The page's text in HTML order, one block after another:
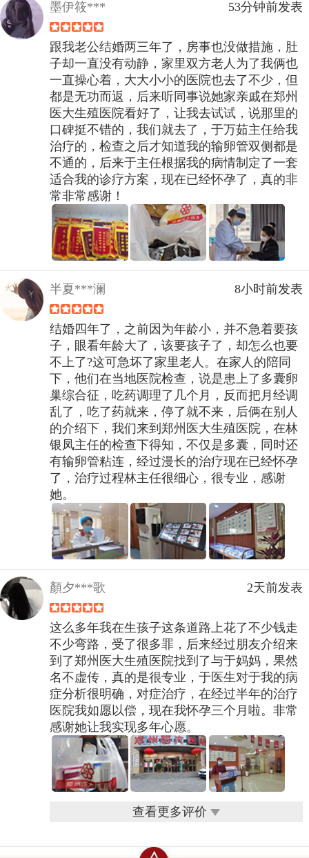
墨伊筱*** 53分钟前发表
跟我老公结婚两三年了，房事也没做措施，肚
子却一直没有动静，家里双方老人为了我俩也
一直操心着，大大小小的医院也去了不少，但
都是无功而返，后来听同事说她家亲戚在郑州
医大生殖医院看好了，让我去试试，说那里的
口碑挺不错的，我们就去了，于万茹主任给我
治疗的，检查之后才知道我的输卵管双侧都是
不通的，后来于主任根据我的病情制定了一套
适合我的诊疗方案，现在已经怀孕了，真的非
常非常感谢！
半夏***澜 8小时前发表
结婚四年了，之前因为年龄小，并不急着要孩
子，眼看年龄大了，该要孩子了，却怎么也要
不上了?这可急坏了家里老人。在家人的陪同
下，他们在当地医院检查，说是患上了多囊卵
巢综合征，吃药调理了几个月，反而把月经调
乱了，吃了药就来，停了就不来，后俩在别人
的介绍下，我们来到郑州医大生殖医院，在林
银凤主任的检查下得知，不仅是多囊，同时还
有输卵管粘连，经过漫长的治疗现在已经怀孕
了，治疗过程林主任很细心，很专业，感谢
她。
顏夕***歌 2天前发表
这么多年我在生孩子这条道路上花了不少钱走
不少弯路，受了很多罪，后来经过朋友介绍来
到了郑州医大生殖医院找到了与于妈妈，果然
名不虚传，真的是很专业，于医生对于我的病
症分析很明确，对症治疗，在经过半年的治疗
医院我如愿以偿，现在我怀孕三个月啦。非常
感谢她让我实现多年心愿。
查看更多评价